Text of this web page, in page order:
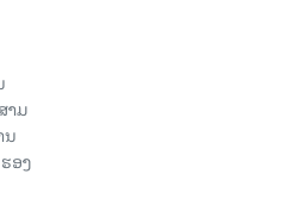
າມ
ນ
ອງ